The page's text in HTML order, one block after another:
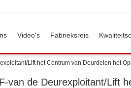
Video's Fabrieksreis
Lift het Centrum van Deurdelen het
van de Deurexploitant/Lift